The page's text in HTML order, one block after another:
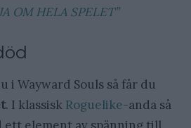
OM HELA SPELET”
i Wayward Souls så får du
. I klassisk Roguelike-anda så